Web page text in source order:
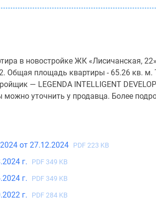
в новостройке ЖК «Лисичанская,
Общая площадь квартиры - 65.26 кв. м.
— LEGENDA INTELLIGENT
уточнить у продавца. Более
от 27.12.2024 PDF 223 KB
г. PDF 349 KB
г. PDF 349 KB
г. PDF 284 KB